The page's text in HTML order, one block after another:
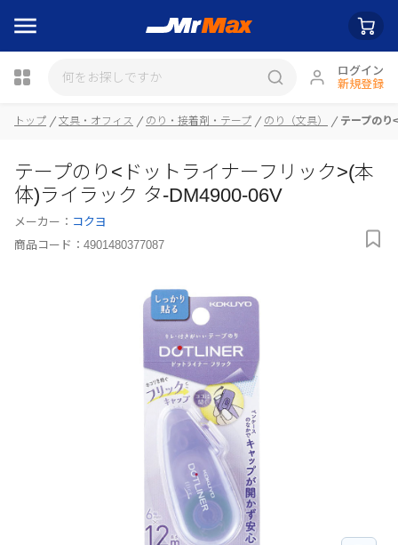
ログイン
新規登録
瓶詰
トップ 文具・オフィス のり・接着剤・テープ のり（文具） テープのり
テープのり<ドットライナーフリック>(本
体)ライラック タ-DM4900-06V
メーカー： コクヨ
商品コード： 4901480377087